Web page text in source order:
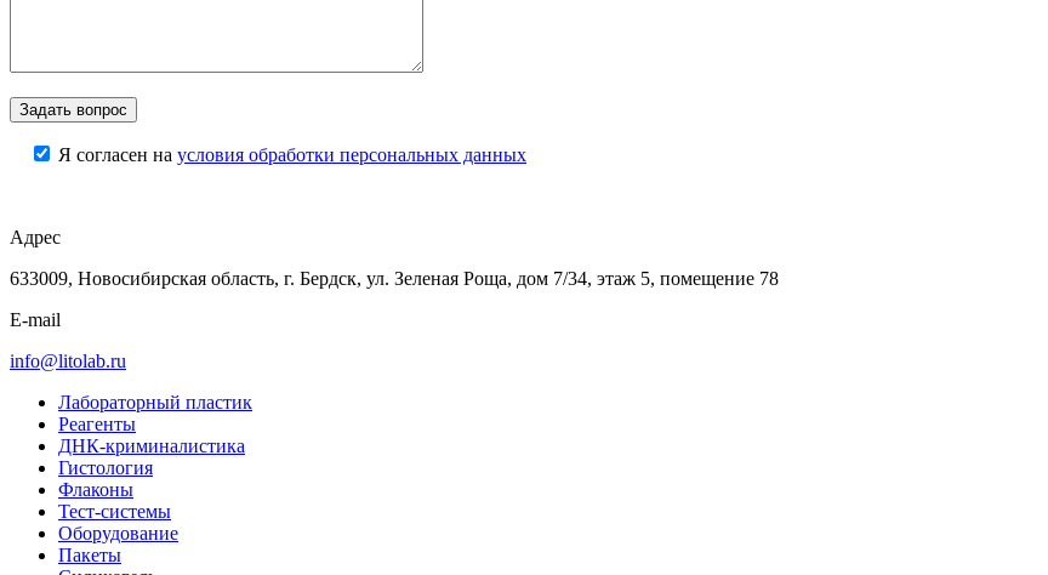
Я согласен на условия обработки персональных данных
Адрес
633009, Новосибирская область, г. Бердск, ул. Зеленая Роща, дом 7/34, этаж 5, помещение 78
E-mail
info@litolab.ru
Лабораторный пластик
Реагенты
ДНК-криминалистика
Гистология
Флаконы
Тест-системы
Оборудование
Пакеты